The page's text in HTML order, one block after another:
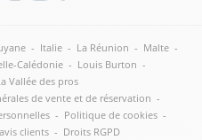
- Italie - La Réunion - Malte -
Calédonie - Louis Burton -
Vallée des pros
de vente et de réservation -
- Politique de cookies -
clients - Droits RGPD